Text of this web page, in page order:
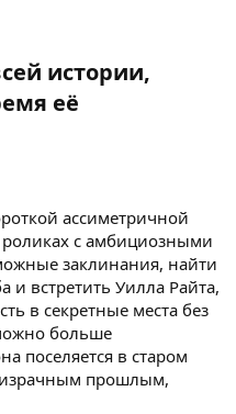
истории,
её
ассиметричной
с амбициозными
заклинания, найти
и встретить Уилла Райта,
в секретные места без
больше
поселяется в старом
прошлым,